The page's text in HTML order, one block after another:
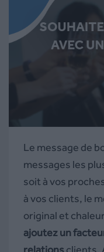
Le message de
messages les
soit à vos
à vos clients, le
original et
ajoutez un
relationsclients.